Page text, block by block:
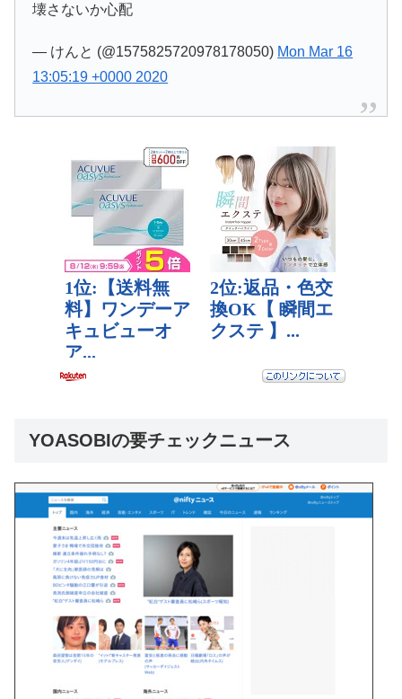
壊さないか心配
— けんと (@1575825720978178050) Mon Mar 16
13:05:19 +0000 2020
YOASOBIの要チェックニュース